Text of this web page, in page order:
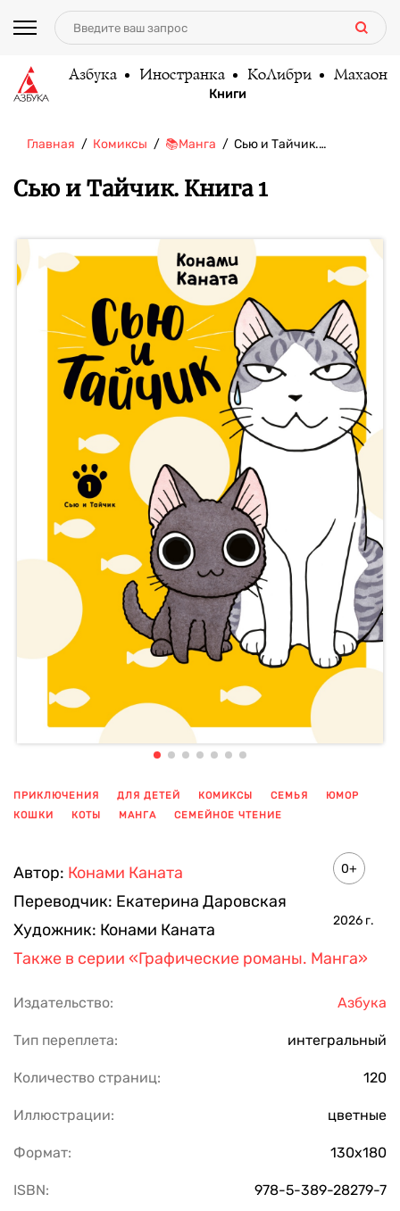
Азбука Иностранка КоЛибри Махаон
Книги
Главная Комиксы 📚Манга Сью и Тайчик.…
Сью и Тайчик. Книга 1
ПРИКЛЮЧЕНИЯ ДЛЯ ДЕТЕЙ КОМИКСЫ СЕМЬЯ
ЮМОР
КОШКИ
КОТЫ МАНГА СЕМЕЙНОЕ ЧТЕНИЕ
Автор: Конами Каната
Переводчик: Екатерина Даровская
Художник: Конами Каната
0+
2026 г.
Также в серии «Графические романы. Манга»
Издательство: Азбука
Тип переплета: интегральный
Количество страниц: 120
Иллюстрации: цветные
Формат: 130х180
ISBN: 978-5-389-28279-7